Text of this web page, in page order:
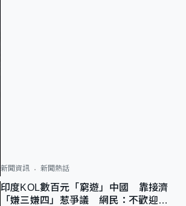
新聞資訊 新聞熱話
印度KOL數百元「窮遊」中國 靠接濟
「嫌三嫌四」惹爭議 網民：不歡迎劣